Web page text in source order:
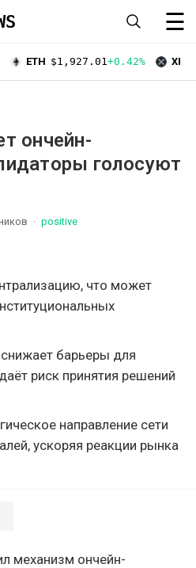
☰
ETH $1,927.01+0.42% XRP
ончейн-
голосуют
positive
что может
барьеры для
риск принятия решений
направление сети
ускоряя реакции рынка
механизм ончейн-